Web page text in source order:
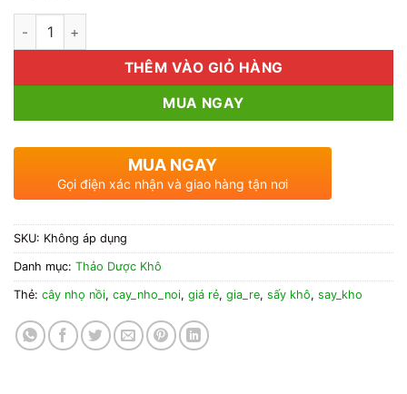
1kg Cây Nhọ Nhồi/Cỏ Mực Giá Rẻ số lượng
THÊM VÀO GIỎ HÀNG
MUA NGAY
MUA NGAY
Gọi điện xác nhận và giao hàng tận nơi
SKU: Không áp dụng
Danh mục: Thảo Dược Khô
Thẻ: cây nhọ nồi, cay_nho_noi, giá rẻ, gia_re, sấy khô, say_kho